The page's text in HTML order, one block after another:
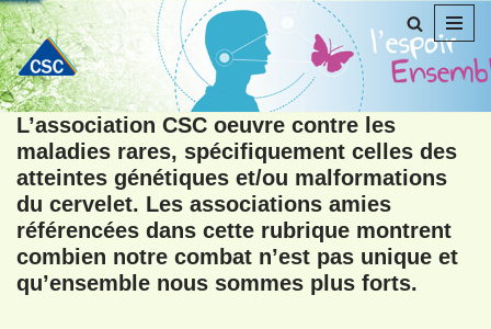
Aller
au
contenu
L’association CSC oeuvre contre les
maladies rares, spécifiquement celles des
atteintes génétiques et/ou malformations
du cervelet. Les associations amies
référencées dans cette rubrique montrent
combien notre combat n’est pas unique et
qu’ensemble nous sommes plus forts.